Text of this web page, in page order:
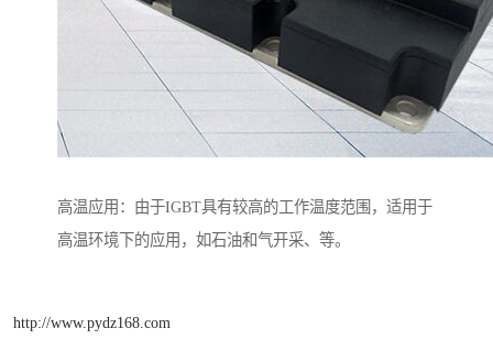
高温应用：由于IGBT具有较高的工作温度范围，适用于
高温环境下的应用，如石油和气开采、等。
http://www.pydz168.com